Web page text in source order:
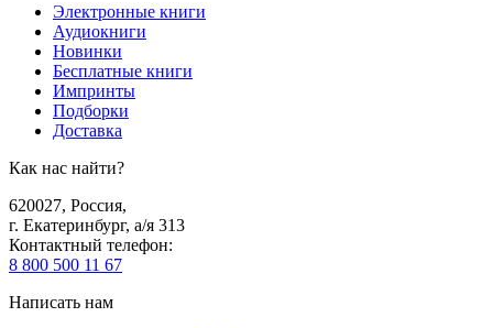
Электронные книги
Аудиокниги
Новинки
Бесплатные книги
Импринты
Подборки
Доставка
Как нас найти?
620027, Россия,
г. Екатеринбург, а/я 313
Контактный телефон:
8 800 500 11 67
Написать нам